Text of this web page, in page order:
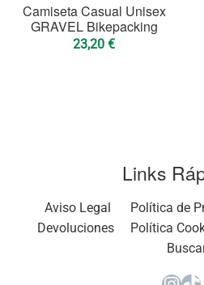
Camiseta Casual Unisex
GRAVEL Bikepacking
23,20 €
Links
Aviso Legal Política de
Devoluciones
Política